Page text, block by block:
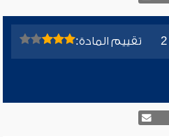
تقييم المادة: